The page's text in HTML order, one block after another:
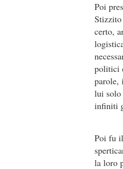
Poi
certo,
politici
parole,
lui solo
infiniti
Poi fu
la loro